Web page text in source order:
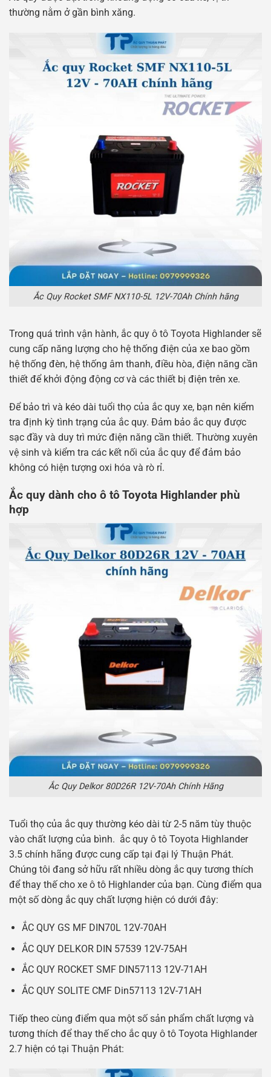
thường nằm ở gần bình xăng.
Ắc Quy Rocket SMF NX110-5L 12V-70Ah Chính hãng
Trong quá trình vận hành, ắc quy ô tô Toyota Highlander sẽ
cung cấp năng lượng cho hệ thống điện của xe bao gồm
hệ thống đèn, hệ thống âm thanh, điều hòa, điện năng cần
thiết để khởi động động cơ và các thiết bị điện trên xe.
Để bảo trì và kéo dài tuổi thọ của ắc quy xe, bạn nên kiểm
tra định kỳ tình trạng của ắc quy. Đảm bảo ắc quy được
sạc đầy và duy trì mức điện năng cần thiết. Thường xuyên
vệ sinh và kiểm tra các kết nối của ắc quy để đảm bảo
không có hiện tượng oxi hóa và rò rỉ.
Ắc quy dành cho ô tô Toyota Highlander phù
hợp
Ắc Quy Delkor 80D26R 12V-70Ah Chính Hãng
Tuổi thọ của ắc quy thường kéo dài từ 2-5 năm tùy thuộc
vào chất lượng của bình. ắc quy ô tô Toyota Highlander
3.5 chính hãng được cung cấp tại đại lý Thuận Phát.
Chúng tôi đang sở hữu rất nhiều dòng ắc quy tương thích
để thay thế cho xe ô tô Highlander của bạn. Cùng điểm qua
một số dòng ắc quy chất lượng hiện có dưới đây:
ẮC QUY GS MF DIN70L 12V-70AH
ẮC QUY DELKOR DIN 57539 12V-75AH
ẮC QUY ROCKET SMF DIN57113 12V-71AH
ẮC QUY SOLITE CMF Din57113 12V-71AH
Tiếp theo cùng điểm qua một số sản phẩm chất lượng và
tương thích để thay thế cho ắc quy ô tô Toyota Highlander
2.7 hiện có tại Thuận Phát: